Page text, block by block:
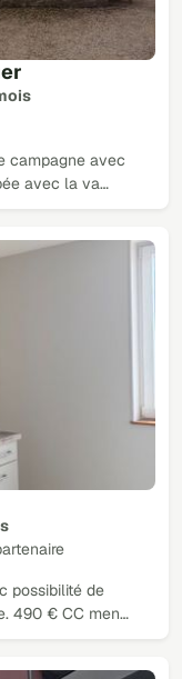
campagne avec
avec la va…
possibilité de
490 € CC men…